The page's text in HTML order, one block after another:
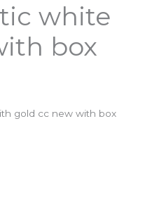
white
box
gold cc new with box